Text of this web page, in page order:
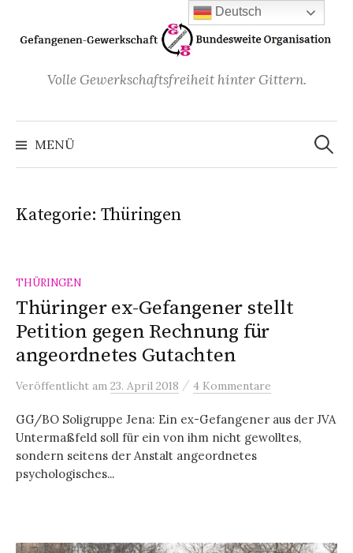
Inhalt
überspringen
Volle Gewerkschaftsfreiheit hinter Gittern.
MENÜ
Suchen
nach:
Kategorie: Thüringen
THÜRINGEN
Thüringer ex-Gefangener stellt
Petition gegen Rechnung für
angeordnetes Gutachten
Veröffentlicht am 23. April 2018 / 4 Kommentare
GG/BO Soligruppe Jena: Ein ex-Gefangener aus der JVA
Untermaßfeld soll für ein von ihm nicht gewolltes,
sondern seitens der Anstalt angeordnetes
psychologisches...
Deutsch